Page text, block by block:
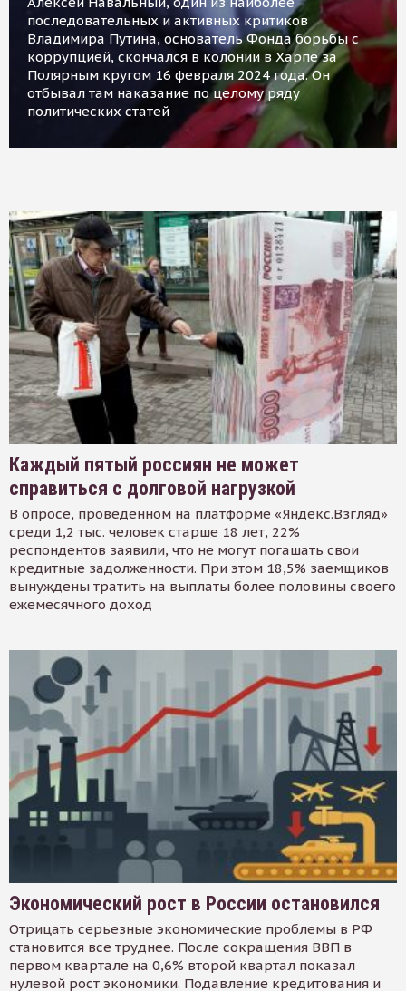
последовательных и активных критиков
Владимира Путина, основатель Фонда борьбы с
коррупцией, скончался в колонии в Харпе за
Полярным кругом 16 февраля 2024 года. Он
отбывал там наказание по целому ряду
политических статей
Каждый пятый россиян не может
справиться с долговой нагрузкой
В опросе, проведенном на платформе «Яндекс.Взгляд»
среди 1,2 тыс. человек старше 18 лет, 22%
респондентов заявили, что не могут погашать свои
кредитные задолженности. При этом 18,5% заемщиков
вынуждены тратить на выплаты более половины своего
ежемесячного доход
Экономический рост в России остановился
Отрицать серьезные экономические проблемы в РФ
становится все труднее. После сокращения ВВП в
первом квартале на 0,6% второй квартал показал
нулевой рост экономики. Подавление кредитования и